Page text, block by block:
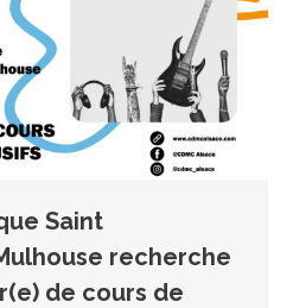
Saint
recherche
de cours de